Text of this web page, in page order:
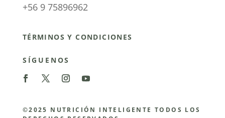
+56 9 75896962
TÉRMINOS Y CONDICIONES
SÍGUENOS
©2025 NUTRICIÓN INTELIGENTE TODOS LOS